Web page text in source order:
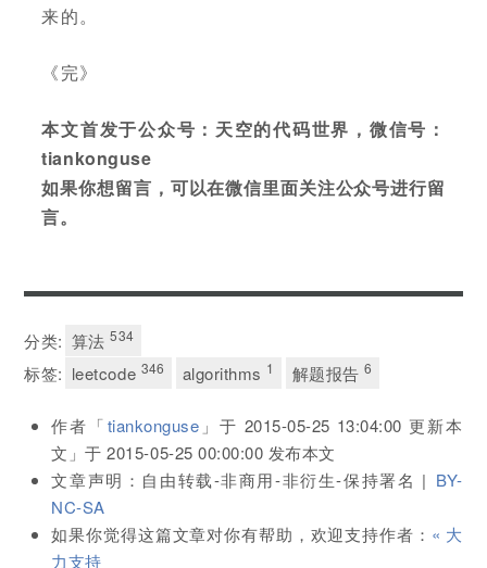
来的。
《完》
本文首发于公众号：天空的代码世界，微信号：
tiankonguse
如果你想留言，可以在微信里面关注公众号进行留
言。
分类: 算法534
标签: leetcode 346 algorithms 1 解题报告6
作者「tiankonguse 」于 2015-05-25 13:04:00 更新本
文」于2015-05-25 00:00:00 发布本文
文章声明：自由转载-非商用-非衍生-保持署名 | BY-
NC-SA
如果你觉得这篇文章对你有帮助，欢迎支持作者： « 大
力支持